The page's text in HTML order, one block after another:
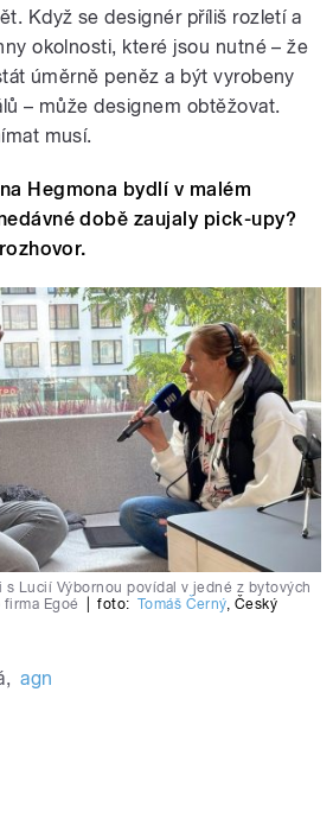
Když se designér příliš rozletí a
okolnosti, které jsou nutné – že
úměrně peněz a být vyrobeny
– může designem obtěžovat.
musí.
Hegmona bydlí v malém
době zaujaly pick-upy?
s Lucií Výbornou povídal v jedné z bytových
Egoé
foto: Tomáš Černý, Český
, agn